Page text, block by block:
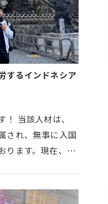
するインドネシア
当該人材は、
され、無事に入国
ります。現在、入